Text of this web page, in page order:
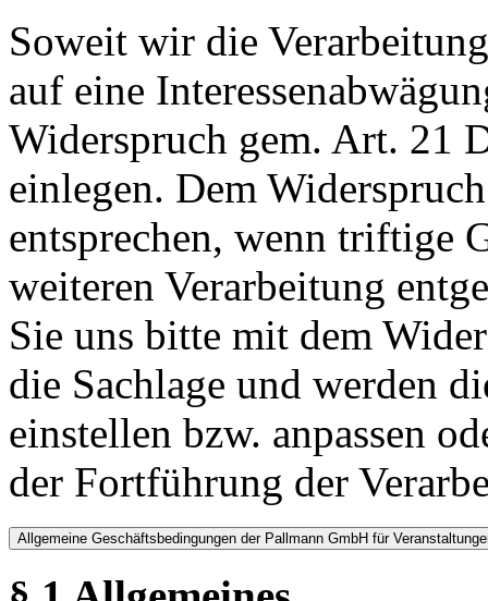
Soweit wir die
auf eine
Widerspruch gem. Art. 21
einlegen. Dem
entsprechen, wenn triftige
weiteren Verarbeitung
Sie uns bitte mit dem
die Sachlage und werden
einstellen bzw. anpassen
der Fortführung der
Allgemeine Geschäftsbedingungen der Pallmann GmbH für